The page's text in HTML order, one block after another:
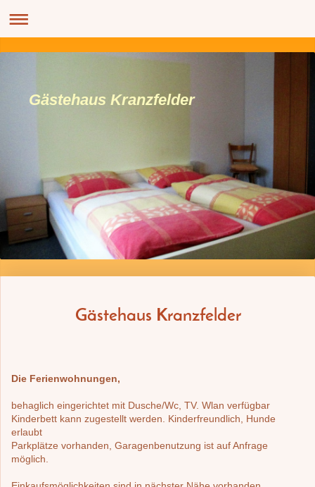
Gästehaus Kranzfelder
Gästehaus Kranzfelder
Die Ferienwohnungen,
behaglich eingerichtet mit Dusche/Wc, TV. Wlan verfügbar
Kinderbett kann zugestellt werden. Kinderfreundlich, Hunde
erlaubt
Parkplätze vorhanden, Garagenbenutzung ist auf Anfrage
möglich.